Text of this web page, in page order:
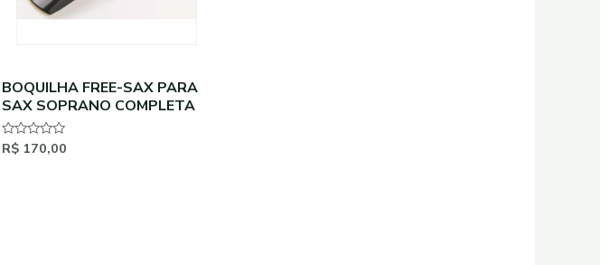
BOQUILHA FREE-SAX PARA
SAX SOPRANO COMPLETA
Avaliação
R$ 170,00